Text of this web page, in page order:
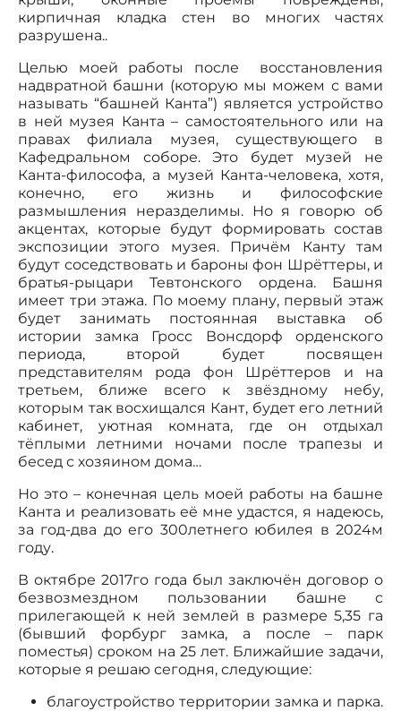
кирпичная кладка стен во многих частях
разрушена..
Целью моей работы после восстановления
надвратной башни (которую мы можем с вами
называть “башней Канта”) является устройство
в ней музея Канта – самостоятельного или на
правах филиала музея, существующего в
Кафедральном соборе. Это будет музей не
Канта-философа, а музей Канта-человека, хотя,
конечно, его жизнь и философские
размышления неразделимы. Но я говорю об
акцентах, которые будут формировать состав
экспозиции этого музея. Причём Канту там
будут соседствовать и бароны фон Шрёттеры, и
братья-рыцари Тевтонского ордена. Башня
имеет три этажа. По моему плану, первый этаж
будет занимать постоянная выставка об
истории замка Гросс Вонсдорф орденского
периода, второй будет посвящен
представителям рода фон Шрёттеров и на
третьем, ближе всего к звёздному небу,
которым так восхищался Кант, будет его летний
кабинет, уютная комната, где он отдыхал
тёплыми летними ночами после трапезы и
бесед с хозяином дома…
Но это – конечная цель моей работы на башне
Канта и реализовать её мне удастся, я надеюсь,
за год-два до его 300летнего юбилея в 2024м
году.
В октябре 2017го года был заключён договор о
безвозмездном пользовании башне с
прилегающей к ней землей в размере 5,35 га
(бывший форбург замка, а после – парк
поместья) сроком на 25 лет. Ближайшие задачи,
которые я решаю сегодня, следующие:
благоустройство территории замка и парка.